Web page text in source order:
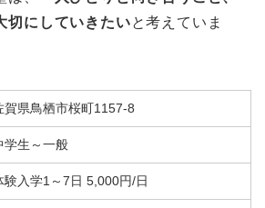
切にしていきたいと考えていま
賀県鳥栖市桜町1157-8
学生～一般
験入学1～7日 5,000円/日